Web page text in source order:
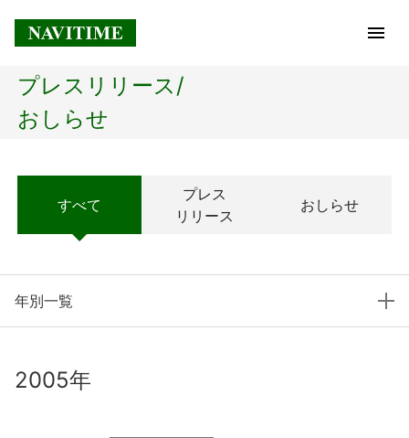
トップページ
経営理念
プレスリリース/
おしらせ
すべて
プレス
リリース
おしらせ
年別一覧
2005年